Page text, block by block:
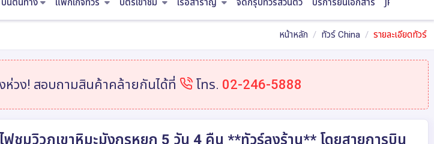
หน้าหลัก ทัวร์ China รายละเอียดทัวร์
ห่วง! สอบถามสินค้าคล้ายกันได้ที่ โทร. 02-246-5888
ชมวิวภูเขาหิมะมังกรหยก 5 วัน 4 คืน **ทัวร์ลงร้าน** โดยสายการบิน